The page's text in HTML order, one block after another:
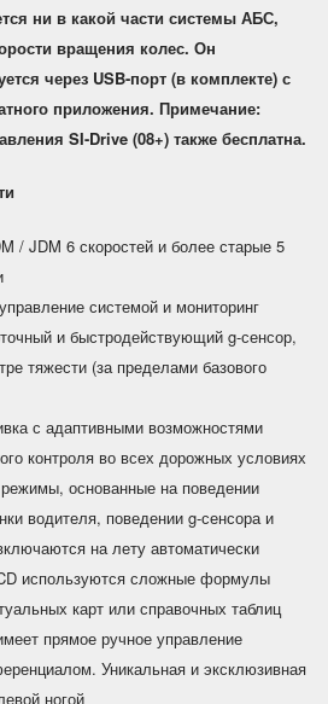
ни в какой части системы АБС,
вращения колес. Он
через USB-порт (в комплекте) с
приложения. Примечание:
SI-Drive (08+) также бесплатна.
/ JDM 6 скоростей и более старые 5
системой и мониторинг
и быстродействующий g-сенсор,
тяжести (за пределами базового
с адаптивными возможностями
контроля во всех дорожных условиях
основанные на поведении
водителя, поведении g-сенсора и
на лету автоматически
используются сложные формулы
карт или справочных таблиц
прямое ручное управление
Уникальная и эксклюзивная
ногой